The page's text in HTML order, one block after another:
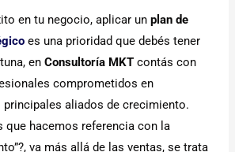
en tu negocio, aplicar unplan de
es una prioridad que debés tener
enConsultoría MKT contás con
comprometidos en
aliados de crecimiento.
que hacemos referencia con la
va más allá de las ventas, se trata